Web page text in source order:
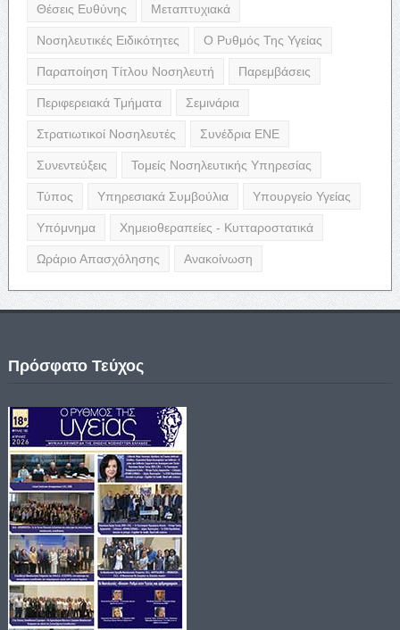
Θέσεις Ευθύνης Μεταπτυχιακά
Νοσηλευτικές Ειδικότητες Ο Ρυθμός Της Υγείας
Παραποίηση Τίτλου Νοσηλευτή Παρεμβάσεις
Περιφερειακά Τμήματα Σεμινάρια
Στρατιωτικοί Νοσηλευτές Συνέδρια ΕΝΕ
Συνεντεύξεις Τομείς Νοσηλευτικής Υπηρεσίας
Τύπος Υπηρεσιακά Συμβούλια Υπουργείο Υγείας
Υπόμνημα Χημειοθεραπείες - Κυτταροστατικά
Ωράριο Απασχόλησης Ανακοίνωση
Πρόσφατο Τεύχος